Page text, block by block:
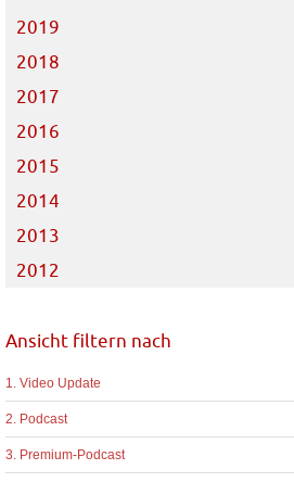
2019
2018
2017
2016
2015
2014
2013
2012
Ansicht filtern nach
1. Video Update
2. Podcast
3. Premium-Podcast